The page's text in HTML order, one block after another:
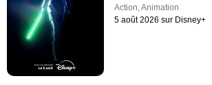
Action,Animation
5 août 2026 sur Disney+